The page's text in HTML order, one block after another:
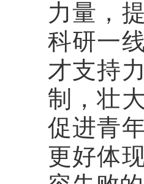
力量，
科研一
才支持
制，壮
促进青
更好体